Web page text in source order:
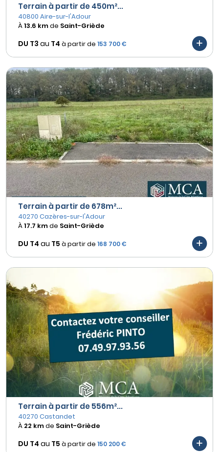
Terrain à partir de 450m²...
40800 Aire-sur-l'Adour
À13.6 kmde Saint-Griède
DU T3 au T4 à partir de 153 700 €
Terrain à partir de 678m²...
40270 Cazères-sur-l'Adour
À17.7 kmde Saint-Griède
DU T4 au T5 à partir de 168 700 €
Terrain à partir de 556m²...
40270 Castandet
À 22 kmde Saint-Griède
DU T4 au T5 à partir de 150 200 €